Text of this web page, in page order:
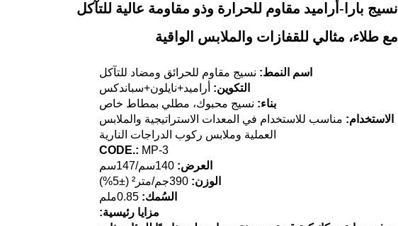
نسيج بارا-أراميد مقاوم للحرارة وذو مقاومة عالية للتآكل
مع طلاء، مثالي للقفازات والملابس الواقية
اسم النمط: نسيج مقاوم للحرائق ومضاد للتآكل
التكوين: أراميد+نايلون+سباندكس
بناء: نسيج محبوك، مطلي بمطاط خاص
الاستخدام: مناسب للاستخدام في المعدات الاستراتيجية والملابس
العملية وملابس ركوب الدراجات النارية
CODE.: MP-3
العرض: 140سم/147سم
الوزن: 390جم/متر² (±5%)
السُمك: 0.85ملم
مزايا رئيسية: